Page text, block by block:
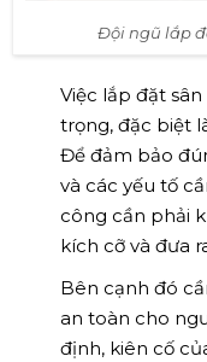
Đội ngũ lắp
Việc lắp đặt
trọng, đặc biệt
Để đảm bảo
và các yếu tố
công cần phải
kích cỡ và đưa
Bên cạnh đó
an toàn cho
định, kiên cố